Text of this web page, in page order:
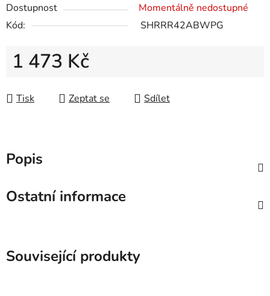
Dostupnost
Momentálně nedostupné
Kód:
SHRRR42ABWPG
1 473 Kč
Tisk
Zeptat se Sdílet
Popis
Ostatní informace
Související produkty